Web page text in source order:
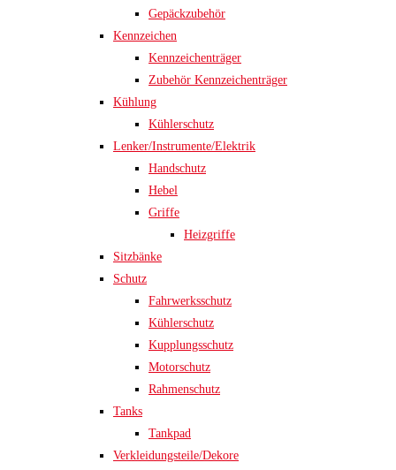
Gepäckzubehör
Kennzeichen
Kennzeichenträger
Zubehör Kennzeichenträger
Kühlung
Kühlerschutz
Lenker/Instrumente/Elektrik
Handschutz
Hebel
Griffe
Heizgriffe
Sitzbänke
Schutz
Fahrwerksschutz
Kühlerschutz
Kupplungsschutz
Motorschutz
Rahmenschutz
Tanks
Tankpad
Verkleidungsteile/Dekore